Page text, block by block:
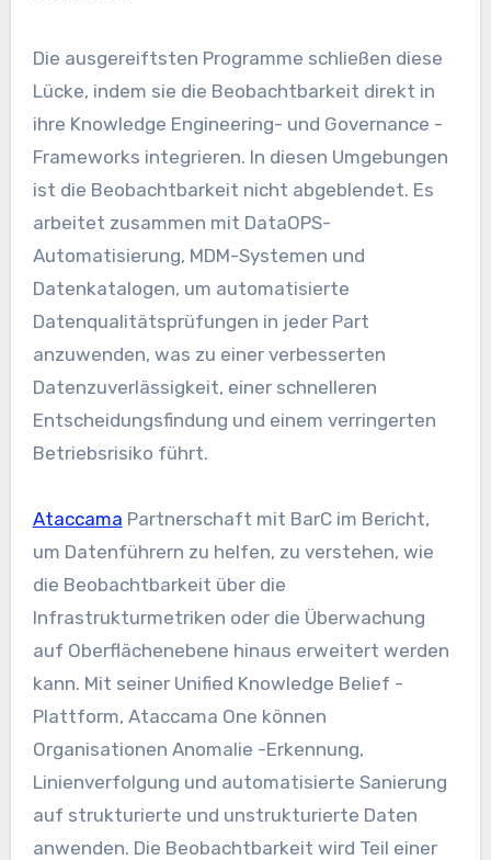
Die ausgereiftsten Programme schließen diese
Lücke, indem sie die Beobachtbarkeit direkt in
ihre Knowledge Engineering- und Governance -
Frameworks integrieren. In diesen Umgebungen
ist die Beobachtbarkeit nicht abgeblendet. Es
arbeitet zusammen mit DataOPS-
Automatisierung, MDM-Systemen und
Datenkatalogen, um automatisierte
Datenqualitätsprüfungen in jeder Part
anzuwenden, was zu einer verbesserten
Datenzuverlässigkeit, einer schnelleren
Entscheidungsfindung und einem verringerten
Betriebsrisiko führt.
Ataccama Partnerschaft mit BarC im Bericht,
um Datenführern zu helfen, zu verstehen, wie
die Beobachtbarkeit über die
Infrastrukturmetriken oder die Überwachung
auf Oberflächenebene hinaus erweitert werden
kann. Mit seiner Unified Knowledge Belief -
Plattform, Ataccama One können
Organisationen Anomalie -Erkennung,
Linienverfolgung und automatisierte Sanierung
auf strukturierte und unstrukturierte Daten
anwenden. Die Beobachtbarkeit wird Teil einer